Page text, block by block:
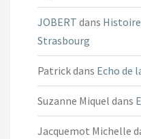
JOBERT dans
Strasbourg
Patrickdans Echo de
Suzanne Miquel dans
Jacquemot Michelle